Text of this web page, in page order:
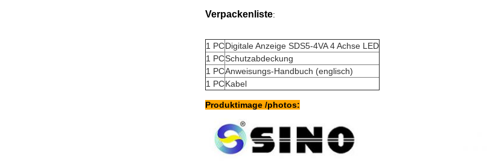
Verpackenliste:
1 PCDigitale Anzeige SDS5-4VA 4 Achse LED
1 PCSchutzabdeckung
1 PCAnweisungs-Handbuch (englisch)
1 PCKabel
Produktimage /photos: